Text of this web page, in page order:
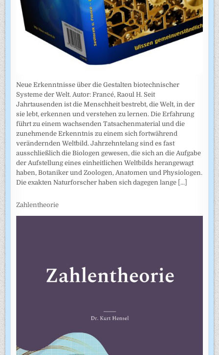
Neue Erkenntnisse über die Gestalten biotechnischer
Systeme der Welt. Autor: Francé, Raoul H. Seit
Jahrtausenden ist die Menschheit bestrebt, die Welt, in der
sie lebt, erkennen und verstehen zu lernen. Die Erfahrung
führt zu einem wachsenden Tatsachenmaterial und die
zunehmende Erkenntnis zu einem sich fortwährend
verändernden Weltbild. Jahrzehntelang sind es fast
ausschließlich die Biologen gewesen, die sich an die Aufgabe
der Aufstellung eines einheitlichen Weltbilds herangewagt
haben, Botaniker und Zoologen, Anatomen und Physiologen.
Die exakten Naturforscher haben sich dagegen lange [...]
Zahlentheorie